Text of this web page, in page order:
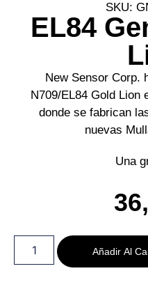
SKU:
EL84
New Sensor Corp.
N709/EL84 Gold Lion
donde se fabrican
nuevas
Una
Añadir Al